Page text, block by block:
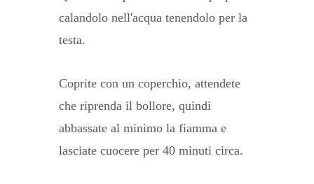
calandolo nell'acqua tenendolo per la
testa.
Coprite con un coperchio, attendete
che riprenda il bollore, quindi
abbassate al minimo la fiamma e
lasciate cuocere per 40 minuti circa.